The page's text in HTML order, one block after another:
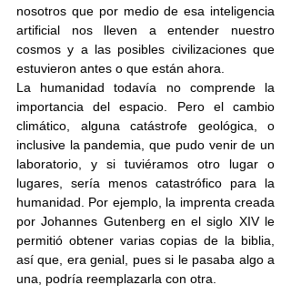
nosotros que por medio de esa inteligencia
artificial nos lleven a entender nuestro
cosmos y a las posibles civilizaciones que
estuvieron antes o que están ahora.
La humanidad todavía no comprende la
importancia del espacio. Pero el cambio
climático, alguna catástrofe geológica, o
inclusive la pandemia, que pudo venir de un
laboratorio, y si tuviéramos otro lugar o
lugares, sería menos catastrófico para la
humanidad. Por ejemplo, la imprenta creada
por Johannes Gutenberg en el siglo XIV le
permitió obtener varias copias de la biblia,
así que, era genial, pues si le pasaba algo a
una, podría reemplazarla con otra.